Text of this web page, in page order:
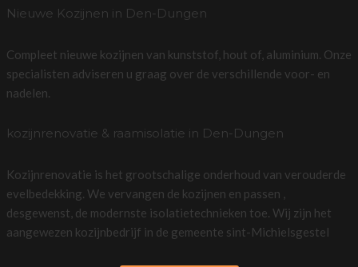
Nieuwe Kozijnen in Den-Dungen
Compleet nieuwe kozijnen van kunststof, hout of, aluminium. Onze
specialisten adviseren u graag over de verschillende voor- en
nadelen.
kozijnrenovatie & raamisolatie in Den-Dungen
Kozijnrenovatie is het grootschalige onderhoud van verouderde
evelbedekking. We vervangen de kozijnen en passen ,
desgewenst, de modernste isolatietechnieken toe. Wij zijn het
aangewezen kozijnbedrijf in de gemeente sint-Michielsgestel